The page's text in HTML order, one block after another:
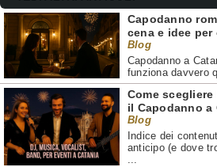
Capodanno
cena e idee per
Blog
Capodanno a
funziona davvero
Come
il Capodanno a
Blog
Indice dei
anticipo (e dove
...